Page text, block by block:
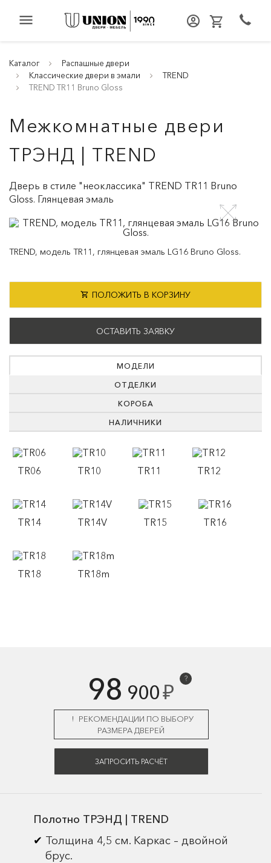
menu
Каталог
Распашные двери
Классические двери в эмали
TREND
TREND TR11 Bruno Gloss
Межкомнатные двери
ТРЭНД | TREND
Дверь в стиле "неоклассика" TREND TR11 Bruno
Gloss. Глянцевая эмаль
TREND, модель TR11, глянцевая эмаль LG16 Bruno Gloss.
ПОЛОЖИТЬ В КОРЗИНУ
ОСТАВИТЬ ЗАЯВКУ
МОДЕЛИ
ОТДЕЛКИ
КОРОБА
НАЛИЧНИКИ
TR06 TR10 TR11 TR12
TR14 TR14V TR15 TR16
TR18 TR18m
98 900₽
?
РЕКОМЕНДАЦИИ ПО ВЫБОРУ
РАЗМЕРА ДВЕРЕЙ
ЗАПРОСИТЬ РАСЧЁТ
Полотно ТРЭНД | TREND
Толщина 4,5 см. Каркас – двойной
брус.